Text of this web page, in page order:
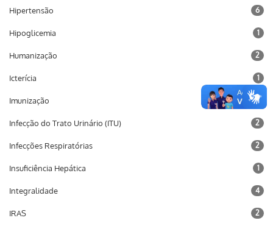
Hipertensão 6
Hipoglicemia 1
Humanização 2
Icterícia 1
Imunização 10
Infecção do Trato Urinário (ITU) 2
Infecções Respiratórias 2
Insuficiência Hepática 1
Integralidade 4
IRAS 2